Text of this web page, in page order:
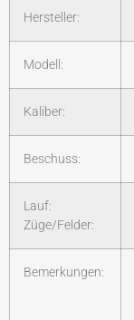
Hersteller:
Modell:
Kaliber:
Beschuss:
Lauf:
Züge/Felder:
Bemerkungen: